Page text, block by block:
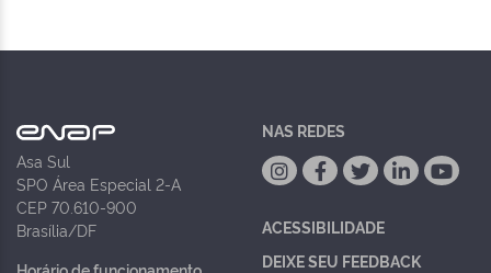
Asa Sul
SPO Área Especial 2-A
CEP 70.610-900
Brasília/DF
NAS REDES
ACESSIBILIDADE
DEIXE SEU FEEDBACK